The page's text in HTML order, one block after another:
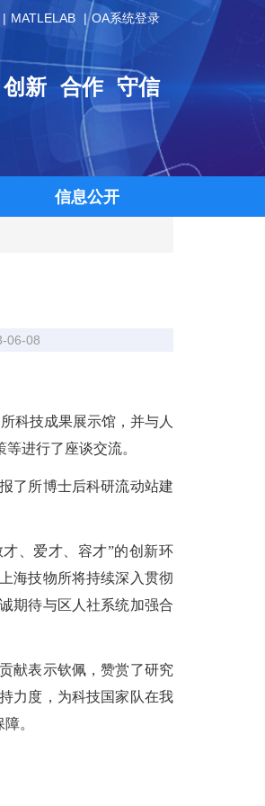
MATLELAB OA系统登录
创新 合作 守信
信息公开
06-08
科技成果展示馆，并与人
进行了座谈交流。
了所博士后科研流动站建
、爱才、容才”的创新环
上海技物所将持续深入贯彻
期待与区人社系统加强合
献表示钦佩，赞赏了研究
力度，为科技国家队在我
。